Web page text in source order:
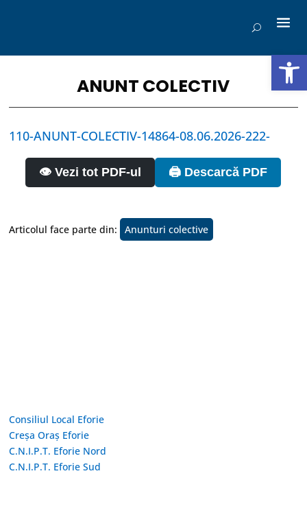
ANUNT COLECTIV
110-ANUNT-COLECTIV-14864-08.06.2026-222-
👁️ Vezi tot PDF-ul 🖨️ Descarcă PDF
Articolul face parte din: Anunturi colective
Consiliul Local Eforie
Creșa Oraș Eforie
C.N.I.P.T. Eforie Nord
C.N.I.P.T. Eforie Sud